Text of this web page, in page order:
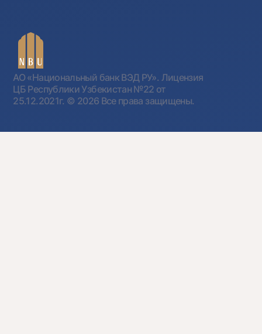
АО «Национальный банк ВЭД РУ». Лицензия
ЦБ Республики Узбекистан №22 от
25.12.2021г. © 2026 Все права защищены.